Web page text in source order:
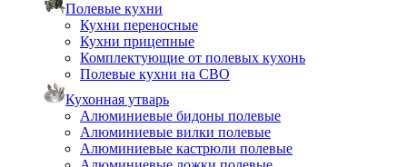
Полевые кухни
Кухни переносные
Кухни прицепные
Комплектующие от полевых кухонь
Полевые кухни на СВО
Кухонная утварь
Алюминиевые бидоны полевые
Алюминиевые вилки полевые
Алюминиевые кастрюли полевые